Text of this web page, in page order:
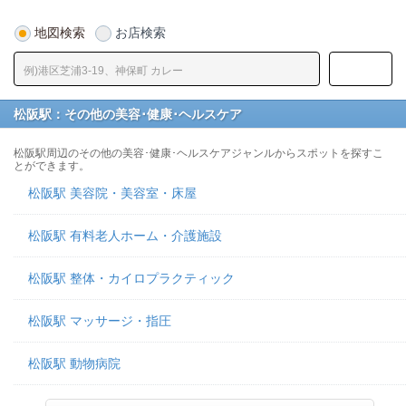
地図検索 お店検索
松阪駅：その他の美容･健康･ヘルスケア
松阪駅周辺のその他の美容･健康･ヘルスケアジャンルからスポットを探すこ
とができます。
松阪駅 美容院・美容室・床屋
松阪駅 有料老人ホーム・介護施設
松阪駅 整体・カイロプラクティック
松阪駅 マッサージ・指圧
松阪駅 動物病院